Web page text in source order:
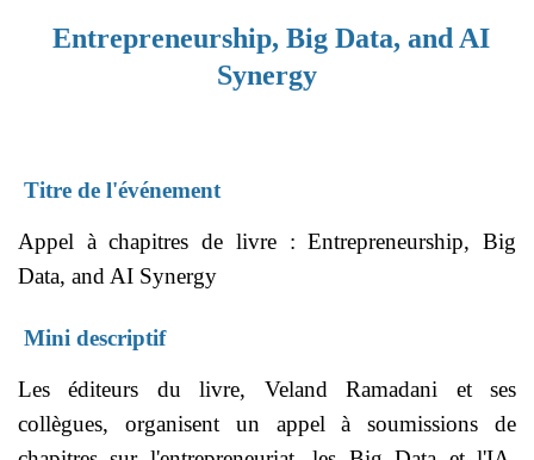
Entrepreneurship, Big Data, and AI
Synergy
Titre de l'événement
Appel à chapitres de livre : Entrepreneurship, Big
Data, and AI Synergy
Mini descriptif
Les éditeurs du livre, Veland Ramadani et ses
collègues, organisent un appel à soumissions de